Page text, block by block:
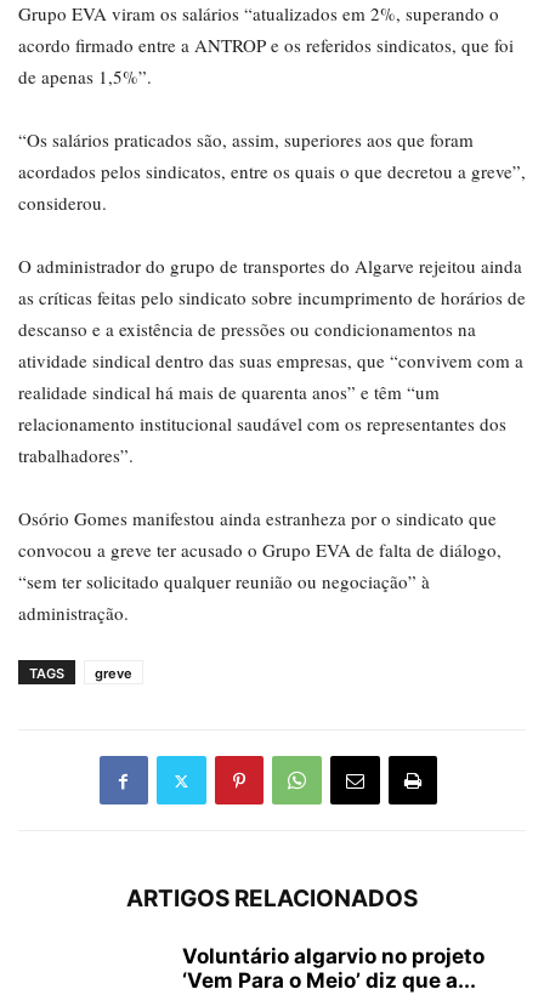
Grupo EVA viram os salários “atualizados em 2%, superando o
acordo firmado entre a ANTROP e os referidos sindicatos, que foi
de apenas 1,5%”.
“Os salários praticados são, assim, superiores aos que foram
acordados pelos sindicatos, entre os quais o que decretou a greve”,
considerou.
O administrador do grupo de transportes do Algarve rejeitou ainda
as críticas feitas pelo sindicato sobre incumprimento de horários de
descanso e a existência de pressões ou condicionamentos na
atividade sindical dentro das suas empresas, que “convivem com a
realidade sindical há mais de quarenta anos” e têm “um
relacionamento institucional saudável com os representantes dos
trabalhadores”.
Osório Gomes manifestou ainda estranheza por o sindicato que
convocou a greve ter acusado o Grupo EVA de falta de diálogo,
“sem ter solicitado qualquer reunião ou negociação” à
administração.
TAGS greve
ARTIGOS RELACIONADOS
Voluntário algarvio no projeto
‘Vem Para o Meio’ diz que a...